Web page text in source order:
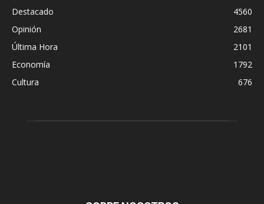
Destacado
4560
Opinión
2681
Última Hora
2101
Economía
1792
Cultura
676